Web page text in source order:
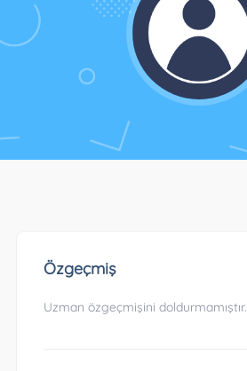
Özgeçmiş
Uzman özgeçmişini doldurmamıştır.